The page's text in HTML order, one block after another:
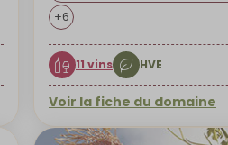
+6
11 vins HVE
Voir la fiche du domaine